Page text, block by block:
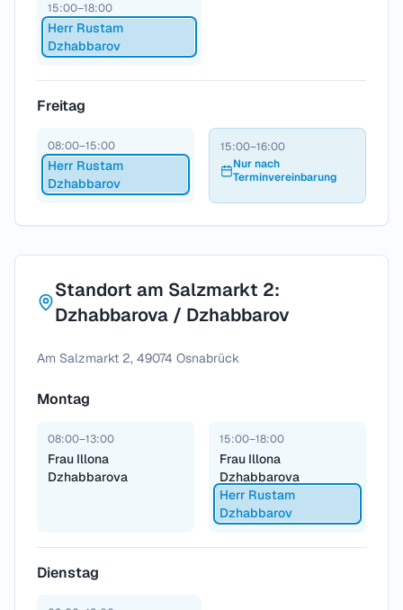
15:00–18:00
Herr Rustam
Dzhabbarov
Freitag
08:00–15:00
Herr Rustam
Dzhabbarov
15:00–16:00
Nur nach
Terminvereinbarung
Standort am Salzmarkt 2:
Dzhabbarova / Dzhabbarov
Am Salzmarkt 2, 49074 Osnabrück
Montag
08:00–13:00
Frau Illona
Dzhabbarova
15:00–18:00
Frau Illona
Dzhabbarova
Herr Rustam
Dzhabbarov
Dienstag